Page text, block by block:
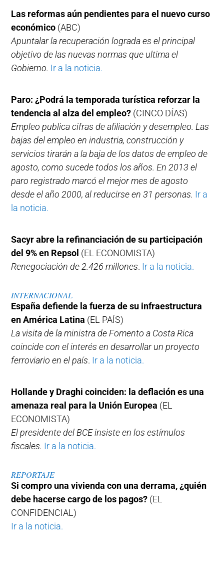
Las reformas aún pendientes para el nuevo curso
económico (ABC)
Apuntalar la recuperación lograda es el principal
objetivo de las nuevas normas que ultima el
Gobierno. Ir a la noticia.
Paro: ¿Podrá la temporada turística reforzar la
tendencia al alza del empleo? (CINCO DÍAS)
Empleo publica cifras de afiliación y desempleo. Las
bajas del empleo en industria, construcción y
servicios tirarán a la baja de los datos de empleo de
agosto, como sucede todos los años. En 2013 el
paro registrado marcó el mejor mes de agosto
desde el año 2000, al reducirse en 31 personas. Ir a
la noticia.
Sacyr abre la refinanciación de su participación
del 9% en Repsol (EL ECONOMISTA)
Renegociación de 2.426 millones. Ir a la noticia.
INTERNACIONAL
España defiende la fuerza de su infraestructura
en América Latina (EL PAÍS)
La visita de la ministra de Fomento a Costa Rica
coincide con el interés en desarrollar un proyecto
ferroviario en el país. Ir a la noticia.
Hollande y Draghi coinciden: la deflación es una
amenaza real para la Unión Europea (EL
ECONOMISTA)
El presidente del BCE insiste en los estímulos
fiscales. Ir a la noticia.
REPORTAJE
Si compro una vivienda con una derrama, ¿quién
debe hacerse cargo de los pagos? (EL
CONFIDENCIAL)
Ir a la noticia.